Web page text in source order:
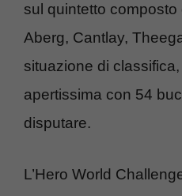
sul quintetto
Aberg, Cantlay,
situazione di
apertissima con 54
disputare.
L’Hero World